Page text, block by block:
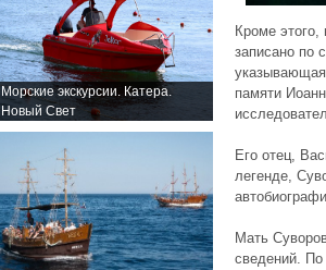
Морские экскурсии. Катера.
Новый Свет
Кроме этого,
записано по
памяти
Его отец,
легенде,
Мать
сведений. По